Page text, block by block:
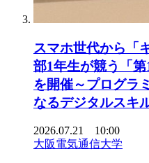
スマホ世代から「
部1年生が競う「第
を開催～プログラ
なるデジタルスキ
2026.07.21 10:00
大阪電気通信大学